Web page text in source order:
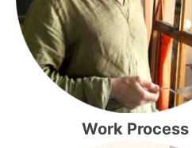
Work Process